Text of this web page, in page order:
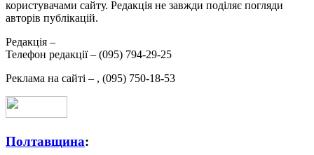
користувачами сайту. Редакція не завжди поділяє погляди
авторів публікацій.
Редакція –
Телефон редакції – (095) 794-29-25
Реклама на сайті – , (095) 750-18-53
Полтавщина: